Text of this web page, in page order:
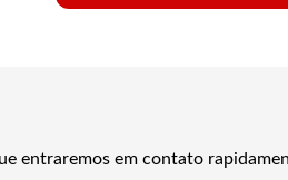
entraremos em contato